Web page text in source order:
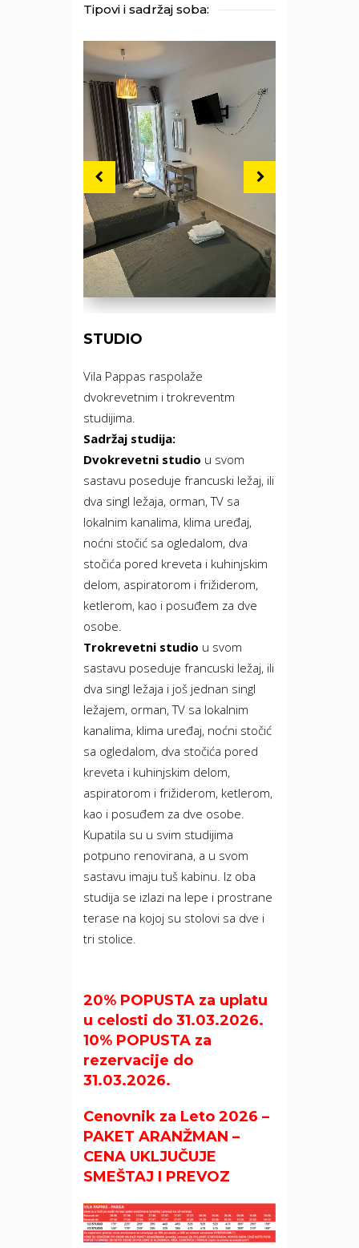
Tipovi i sadržaj soba:
STUDIO
Vila Pappas raspolaže
dvokrevetnim i trokreventm
studijima.
Sadržaj studija:
Dvokrevetni studio u svom
sastavu poseduje francuski ležaj, ili
dva singl ležaja, orman, TV sa
lokalnim kanalima, klima uređaj,
noćni stočić sa ogledalom, dva
stočića pored kreveta i kuhinjskim
delom, aspiratorom i frižiderom,
ketlerom, kao i posuđem za dve
osobe.
Trokrevetni studio u svom
sastavu poseduje francuski ležaj, ili
dva singl ležaja i još jednan singl
ležajem, orman, TV sa lokalnim
kanalima, klima uređaj, noćni stočić
sa ogledalom, dva stočića pored
kreveta i kuhinjskim delom,
aspiratorom i frižiderom, ketlerom,
kao i posuđem za dve osobe.
Kupatila su u svim studijima
potpuno renovirana, a u svom
sastavu imaju tuš kabinu. Iz oba
studija se izlazi na lepe i prostrane
terase na kojoj su stolovi sa dve i
tri stolice.
20% POPUSTA za uplatu
u celosti do 31.03.2026.
10% POPUSTA za
rezervacije do
31.03.2026.
Cenovnik za Leto 2026 –
PAKET ARANŽMAN –
CENA UKLJUČUJE
SMEŠTAJ I PREVOZ